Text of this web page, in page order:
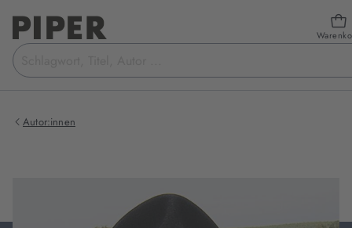
Suchbegriff
eingeben
Autor:innen